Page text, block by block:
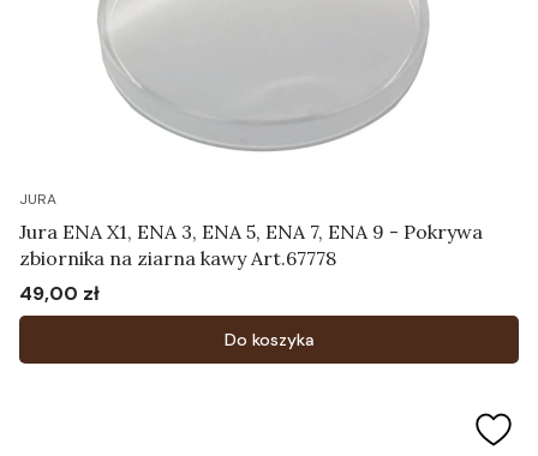
JURA
Jura ENA X1, ENA 3, ENA 5, ENA 7, ENA 9 - Pokrywa
zbiornika na ziarna kawy Art.67778
Cena
49,00 zł
Do koszyka